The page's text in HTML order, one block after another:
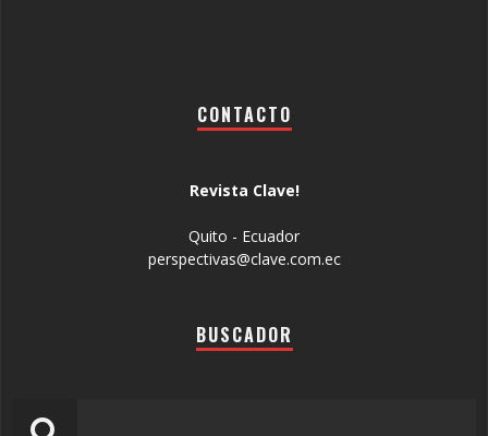
CONTACTO
Revista Clave!
Quito - Ecuador
perspectivas@clave.com.ec
BUSCADOR